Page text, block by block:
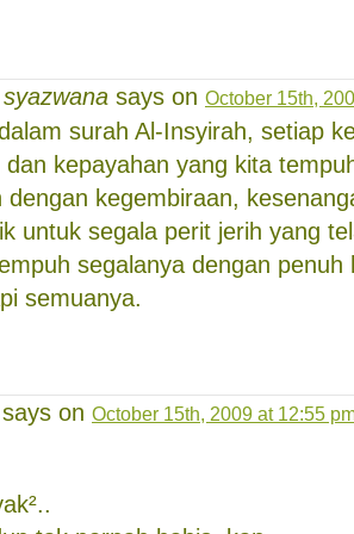
says on October 15th,
surah Al-Insyirah, setiap
dan kepayahan yang kita
dengan kegembiraan,
untuk segala perit jerih yang
segalanya dengan penuh
semuanya.
says on October 15th, 2009 at 12:55